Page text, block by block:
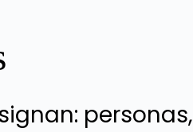
personas,